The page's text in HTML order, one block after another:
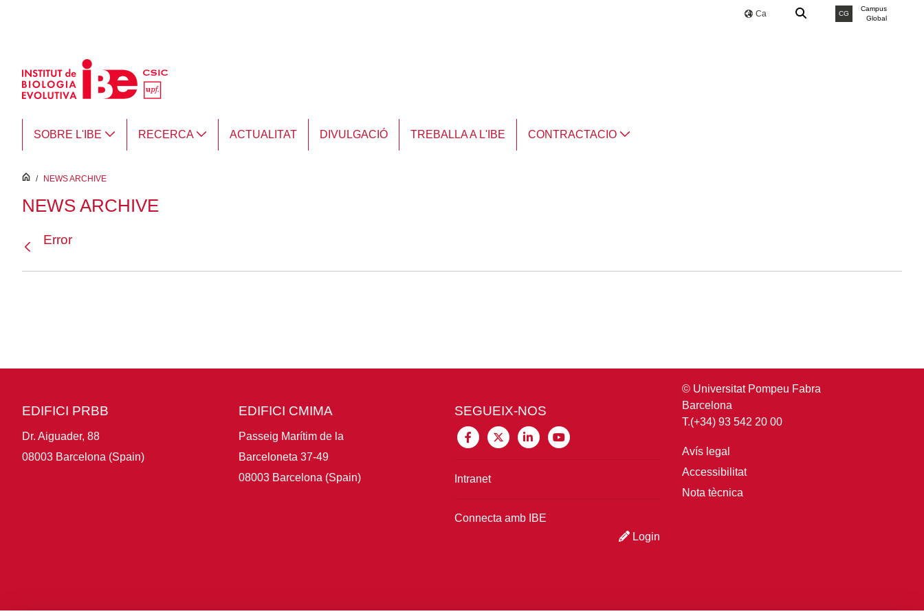
Ca CG
Campus
Global
SOBRE L'IBE RECERCA ACTUALITAT DIVULGACIÓ TREBALLA A L'IBE CONTRACTACIO
inici
/ NEWS ARCHIVE
NEWS ARCHIVE
Error
EDIFICI PRBB
Dr. Aiguader, 88
08003 Barcelona (Spain)
EDIFICI CMIMA
Passeig Marítim de la
Barceloneta 37-49
08003 Barcelona (Spain)
SEGUEIX-NOS
Intranet
Connecta amb IBE
Login
© Universitat Pompeu Fabra
Barcelona
T.(+34) 93 542 20 00
Avís legal
Accessibilitat
Nota tècnica